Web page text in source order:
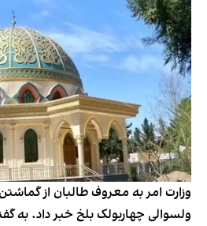
ولسوالی چهاربولک بلخ خبر داد. به